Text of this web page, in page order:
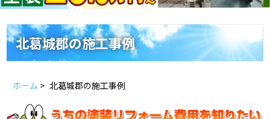
Home お客様の声
スタッフ紹介 よくあるご質問
北葛城郡の施工事例
ホーム > 北葛城郡の施工事例